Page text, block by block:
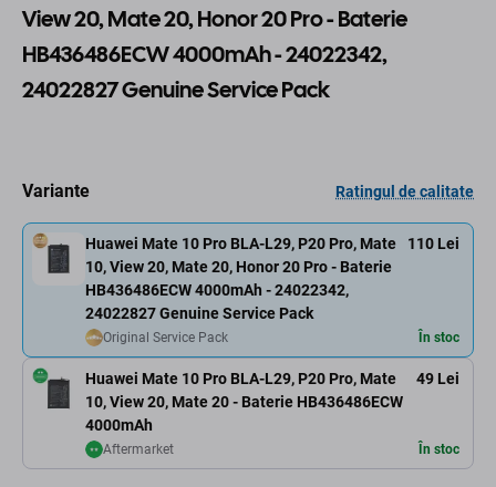
View 20, Mate 20, Honor 20 Pro - Baterie
HB436486ECW 4000mAh - 24022342,
24022827 Genuine Service Pack
Variante Ratingul de calitate
Huawei Mate 10 Pro BLA-L29, P20 Pro, Mate
10, View 20, Mate 20, Honor 20 Pro - Baterie
HB436486ECW 4000mAh - 24022342,
24022827 Genuine Service Pack
110 Lei
Original Service Pack În stoc
Huawei Mate 10 Pro BLA-L29, P20 Pro, Mate
10, View 20, Mate 20 - Baterie HB436486ECW
4000mAh
49 Lei
Aftermarket În stoc